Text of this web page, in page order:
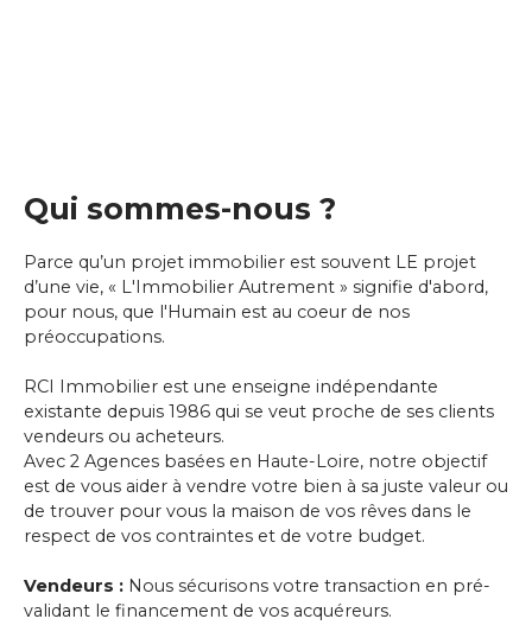
Qui sommes-nous ?
Parce qu’un projet immobilier est souvent LE projet
d’une vie, « L'Immobilier Autrement » signifie d'abord,
pour nous, que l'Humain est au coeur de nos
préoccupations.
RCI Immobilier est une enseigne indépendante
existante depuis 1986 qui se veut proche de ses clients
vendeurs ou acheteurs.
Avec 2 Agences basées en Haute-Loire, notre objectif
est de vous aider à vendre votre bien à sa juste valeur ou
de trouver pour vous la maison de vos rêves dans le
respect de vos contraintes et de votre budget.
Vendeurs : Nous sécurisons votre transaction en pré-
validant le financement de vos acquéreurs.